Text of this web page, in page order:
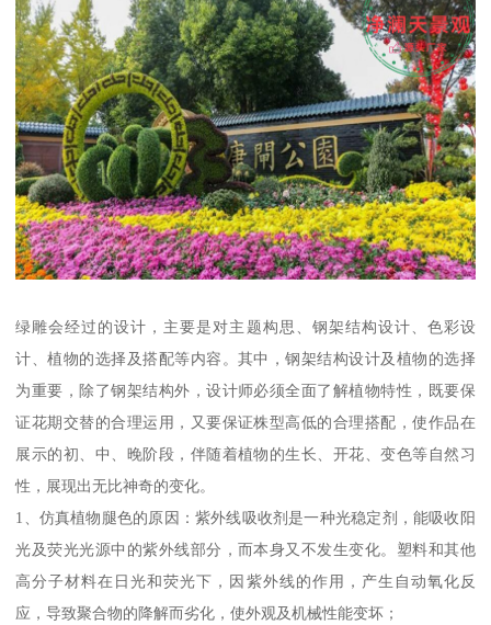
绿雕会经过的设计，主要是对主题构思、钢架结构设计、色彩设
计、植物的选择及搭配等内容。其中，钢架结构设计及植物的选择
为重要，除了钢架结构外，设计师必须全面了解植物特性，既要保
证花期交替的合理运用，又要保证株型高低的合理搭配，使作品在
展示的初、中、晚阶段，伴随着植物的生长、开花、变色等自然习
性，展现出无比神奇的变化。
1、仿真植物腿色的原因：紫外线吸收剂是一种光稳定剂，能吸收阳
光及荧光光源中的紫外线部分，而本身又不发生变化。塑料和其他
高分子材料在日光和荧光下，因紫外线的作用，产生自动氧化反
应，导致聚合物的降解而劣化，使外观及机械性能变坏；